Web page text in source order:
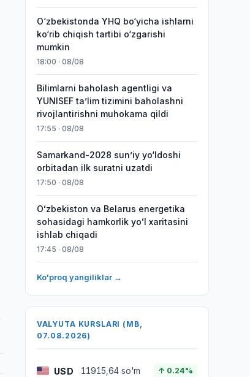
O‘zbekistonda YHQ bo‘yicha ishlarni
ko‘rib chiqish tartibi o‘zgarishi
mumkin
18:00 · 08/08
Bilimlarni baholash agentligi va
YUNISEF taʼlim tizimini baholashni
rivojlantirishni muhokama qildi
17:55 · 08/08
Samarkand-2028 sunʼiy yo‘ldoshi
orbitadan ilk suratni uzatdi
17:50 · 08/08
Oʻzbekiston va Belarus energetika
sohasidagi hamkorlik yoʻl xaritasini
ishlab chiqadi
17:45 · 08/08
Ko'proq yangiliklar →
VALYUTA KURSLARI (MB,
07.08.2026)
USD 11915,64 so'm ↑ 0.24%